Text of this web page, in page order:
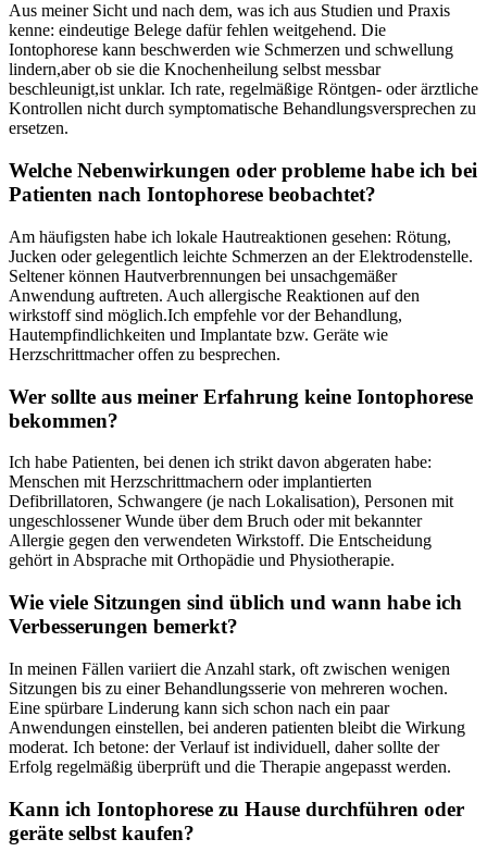
Aus‍ meiner Sicht und⁣ nach ‍dem,‍ was ich aus⁢ Studien und ⁤Praxis
kenne: eindeutige Belege dafür fehlen weitgehend. Die
⁢Iontophorese kann beschwerden wie Schmerzen ‌und schwellung
lindern,aber ​ob sie die ​Knochenheilung selbst messbar
beschleunigt,ist unklar. Ich⁤ rate,⁢ regelmäßige Röntgen-​ oder ärztliche
Kontrollen nicht durch symptomatische Behandlungsversprechen zu
ersetzen.
Welche Nebenwirkungen oder probleme habe ich bei
Patienten nach Iontophorese ​beobachtet?
Am häufigsten habe ich lokale ⁣Hautreaktionen gesehen: Rötung,
Jucken‍ oder gelegentlich leichte Schmerzen ‌an der Elektrodenstelle.
Seltener können Hautverbrennungen bei unsachgemäßer
Anwendung⁢ auftreten. ‍Auch ⁣allergische Reaktionen auf den
wirkstoff‌ sind möglich.Ich empfehle vor der Behandlung,
‍Hautempfindlichkeiten ⁢und Implantate bzw.‌ Geräte⁤ wie
Herzschrittmacher offen ⁤zu besprechen.
Wer sollte ⁢aus​ meiner Erfahrung keine Iontophorese
⁤bekommen?
Ich habe Patienten, bei denen ich strikt davon abgeraten habe:
⁤Menschen mit Herzschrittmachern oder ​implantierten
Defibrillatoren, Schwangere⁣ (je nach Lokalisation), Personen ‌mit
ungeschlossener Wunde ⁣über ‌dem Bruch oder mit bekannter
Allergie gegen den verwendeten Wirkstoff. Die Entscheidung
gehört in ​Absprache mit Orthopädie und Physiotherapie.
Wie viele Sitzungen sind üblich und⁣ wann habe ‍ich
⁣Verbesserungen bemerkt?
In meinen Fällen variiert die Anzahl stark, oft zwischen wenigen
Sitzungen bis zu einer Behandlungsserie von mehreren wochen.
Eine spürbare Linderung kann sich schon nach ein paar
‌Anwendungen einstellen,‌ bei anderen‌ patienten bleibt die Wirkung
moderat. Ich betone: der Verlauf ⁤ist ⁤individuell, daher sollte ⁣der
Erfolg regelmäßig überprüft und die Therapie angepasst werden.
Kann ich Iontophorese zu⁢ Hause durchführen⁣ oder
geräte selbst ⁤kaufen?